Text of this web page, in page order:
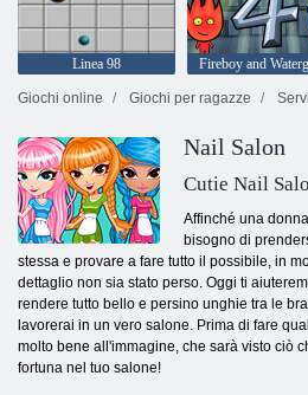
Linea 98
Giochi online
Giochi per ragazze
Nail Salon
Cutie Nail
Affinché una
bisogno di
stessa e provare a fare tutto il possibile, in
dettaglio non sia stato perso. Oggi ti
rendere tutto bello e persino unghie tra le
lavorerai in un vero salone. Prima di fare
molto bene all'immagine, che sarà visto ciò
fortuna nel tuo salone!